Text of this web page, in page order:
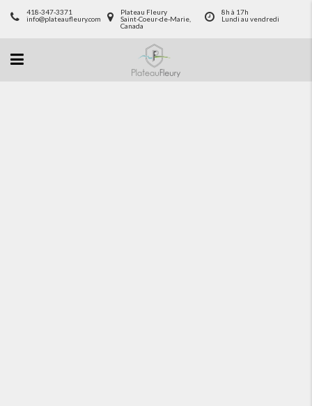
8h à 17h
Lundi au vendredi
Plateau Fleury
Saint-Coeur-de-Marie,
Canada
418-347-3371
info@plateaufleury.com